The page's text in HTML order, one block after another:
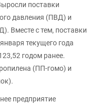
поставки
давления (ПВД) и
Вместе с тем, поставки
текущего года
годом ранее.
(ПП-гомо) и
предприятие